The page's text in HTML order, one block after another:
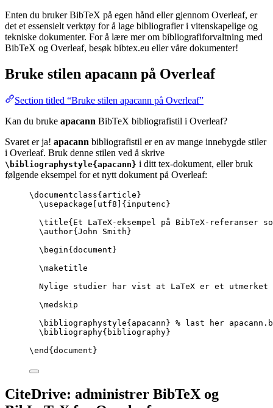
Enten du bruker BibTeX på egen hånd eller gjennom Overleaf, er
det et essensielt verktøy for å lage bibliografier i vitenskapelige og
tekniske dokumenter. For å lære mer om bibliografiforvaltning med
BibTeX og Overleaf, besøk bibtex.eu eller våre dokumenter!
Bruke stilen apacann på Overleaf
Section titled “Bruke stilen apacann på Overleaf”
Kan du bruke apacann BibTeX bibliografistil i Overleaf?
Svaret er ja! apacann bibliografistil er en av mange innebygde stiler
i Overleaf. Bruk denne stilen ved å skrive
\bibliographystyle{apacann} i ditt tex-dokument, eller bruk
følgende eksempel for et nytt dokument på Overleaf:
\documentclass{ article }
\usepackage
utf8 ]{ inputenc }
\title{Et LaTeX-eksempel på BibTeX-
\author{John Smith}
\begin{ document }
\maketitle
Nylige studier har vist at LaTeX er et utmerket
\medskip
\bibliographystyle{apacann} % last her
\bibliography{bibliography}
\end { document }
CiteDrive: administrer BibTeX og